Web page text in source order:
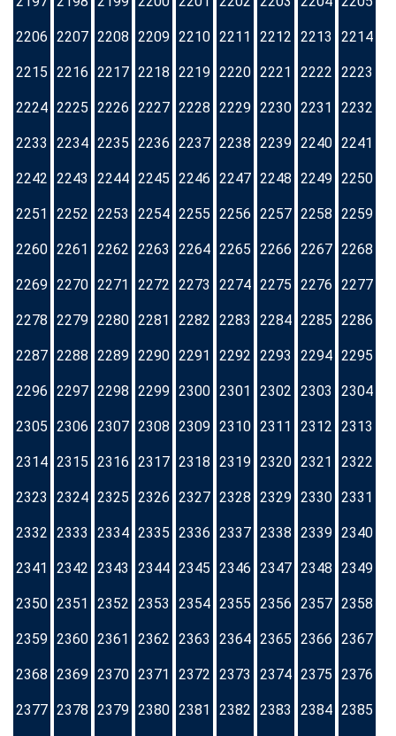
2206 2207 2208 2209 2210 2211 2212 2213 2214
2215 2216 2217 2218 2219 2220 2221 2222 2223
2224 2225 2226 2227 2228 2229 2230 2231 2232
2233 2234 2235 2236 2237 2238 2239 2240 2241
2242 2243 2244 2245 2246 2247 2248 2249 2250
2251 2252 2253 2254 2255 2256 2257 2258 2259
2260 2261 2262 2263 2264 2265 2266 2267 2268
2269 2270 2271 2272 2273 2274 2275 2276 2277
2278 2279 2280 2281 2282 2283 2284 2285 2286
2287 2288 2289 2290 2291 2292 2293 2294 2295
2296 2297 2298 2299 2300 2301 2302 2303 2304
2305 2306 2307 2308 2309 2310 2311 2312 2313
2314 2315 2316 2317 2318 2319 2320 2321 2322
2323 2324 2325 2326 2327 2328 2329 2330 2331
2332 2333 2334 2335 2336 2337 2338 2339 2340
2341 2342 2343 2344 2345 2346 2347 2348 2349
2350 2351 2352 2353 2354 2355 2356 2357 2358
2359 2360 2361 2362 2363 2364 2365 2366 2367
2368 2369 2370 2371 2372 2373 2374 2375 2376
2377 2378 2379 2380 2381 2382 2383 2384 2385